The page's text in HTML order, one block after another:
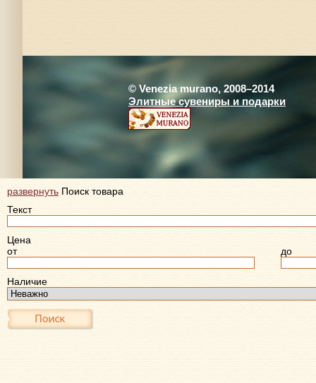
© Venezia murano, 2008–2014
Элитные сувениры и подарки
развернуть Поиск товара
Текст
Цена
от
до
Наличие